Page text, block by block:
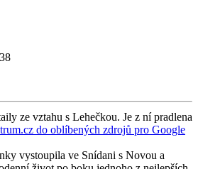
ze vztahu s Lehečkou. Je z ní pradlena
do oblíbených zdrojů pro Google
vystoupila ve Snídani s Novou a